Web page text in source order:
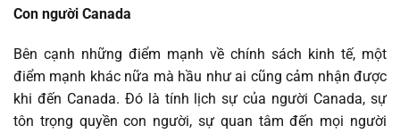
Con người Canada
Bên cạnh những điểm mạnh về chính sách kinh tế, một
điểm mạnh khác nữa mà hầu như ai cũng cảm nhận được
khi đến Canada. Đó là tính lịch sự của người Canada, sự
tôn trọng quyền con người, sự quan tâm đến mọi người